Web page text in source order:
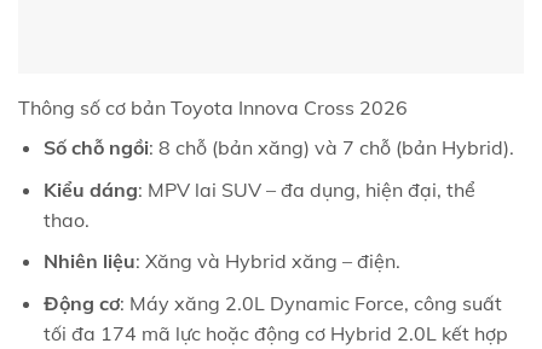
Thông số cơ bản Toyota Innova Cross 2026
Số chỗ ngồi: 8 chỗ (bản xăng) và 7 chỗ (bản Hybrid).
Kiểu dáng: MPV lai SUV – đa dụng, hiện đại, thể
thao.
Nhiên liệu: Xăng và Hybrid xăng – điện.
Động cơ: Máy xăng 2.0L Dynamic Force, công suất
tối đa 174 mã lực hoặc động cơ Hybrid 2.0L kết hợp